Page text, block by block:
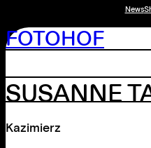
News
FOTOHOF
SUSANNE
Kazimierz